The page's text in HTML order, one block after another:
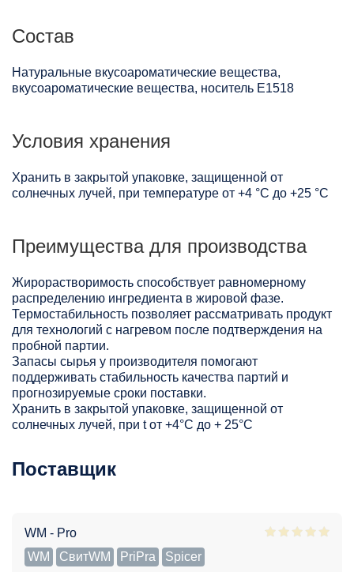
Состав
Натуральные вкусоароматические вещества,
вкусоароматические вещества, носитель Е1518
Условия хранения
Хранить в закрытой упаковке, защищенной от
солнечных лучей, при температуре от +4 °C до +25 °C
Преимущества для производства
Жирорастворимость способствует равномерному
распределению ингредиента в жировой фазе.
Термостабильность позволяет рассматривать продукт
для технологий с нагревом после подтверждения на
пробной партии.
Запасы сырья у производителя помогают
поддерживать стабильность качества партий и
прогнозируемые сроки поставки.
Хранить в закрытой упаковке, защищенной от
солнечных лучей, при t от +4°C до + 25°С
Поставщик
WM - Pro
WM
СвитWM PriPra Spicer